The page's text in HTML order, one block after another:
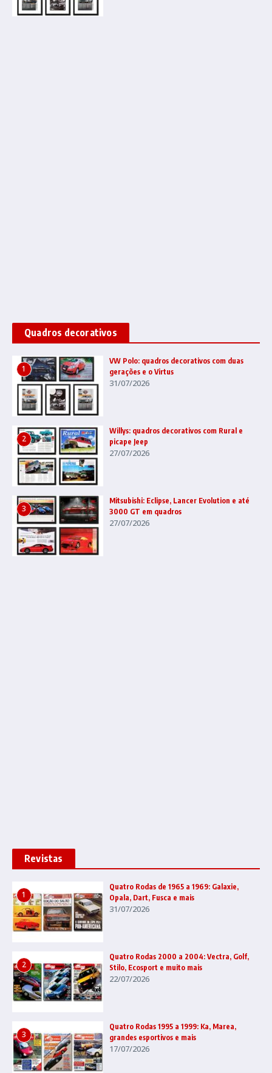
Quadros decorativos
1
VW Polo: quadros decorativos com duas
gerações e o Virtus
31/07/2026
2
Willys: quadros decorativos com Rural e
picape Jeep
27/07/2026
3
Mitsubishi: Eclipse, Lancer Evolution e até
3000 GT em quadros
27/07/2026
Revistas
1
Quatro Rodas de 1965 a 1969: Galaxie,
Opala, Dart, Fusca e mais
31/07/2026
2
Quatro Rodas 2000 a 2004: Vectra, Golf,
Stilo, Ecosport e muito mais
22/07/2026
3
Quatro Rodas 1995 a 1999: Ka, Marea,
grandes esportivos e mais
17/07/2026